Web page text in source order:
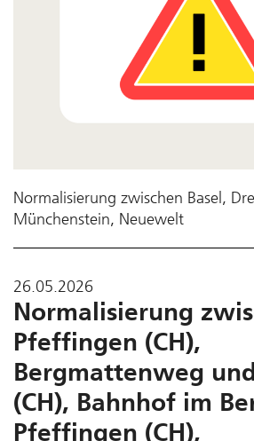
Normalisierung zwischen Basel,
Münchenstein, Neuewelt
26.05.2026
Normalisierung
Pfeffingen (CH),
Bergmattenweg
(CH), Bahnhof im
Pfeffingen (CH),